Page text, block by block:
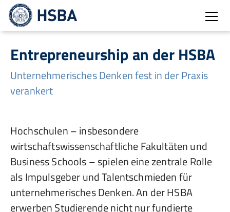
Entrepreneurship an der HSBA
Unternehmerisches Denken fest in der Praxis
verankert
Hochschulen – insbesondere
wirtschaftswissenschaftliche Fakultäten und
Business Schools – spielen eine zentrale Rolle
als Impulsgeber und Talentschmieden für
unternehmerisches Denken. An der HSBA
erwerben Studierende nicht nur fundierte